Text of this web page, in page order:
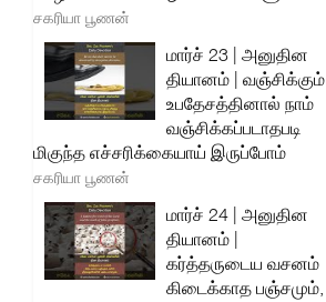
சகரியா பூணன்
மார்ச் 23 | அனுதின
தியானம் | வஞ்சிக்கும்
உபதேசத்தினால் நாம்
வஞ்சிக்கப்படாதபடி
மிகுந்த எச்சரிக்கையாய் இருப்போம்
சகரியா பூணன்
மார்ச் 24 | அனுதின
தியானம் |
கர்த்தருடைய வசனம்
கிடைக்காத பஞ்சமும்,